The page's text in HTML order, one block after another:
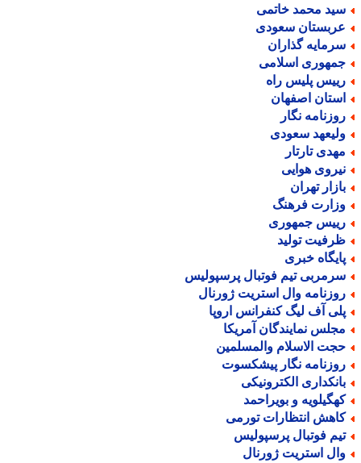
محمد خاتمی
سعودی
گذاران
اسلامی
پلیس راه
اصفهان
نگار
سعودی
تارتار
هوایی
تهران
فرهنگ
جمهوری
تولید
خبری
تیم فوتبال پرسپولیس
وال استریت ژورنال
آف لیگ کنفرانس اروپا
نمایندگان آمریکا
الاسلام والمسلمین
نگار پیشکسوت
الکترونیکی
و بویراحمد
انتظارات تورمی
فوتبال پرسپولیس
استریت ژورنال